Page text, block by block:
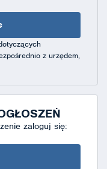
z urzędem,
zaloguj się: